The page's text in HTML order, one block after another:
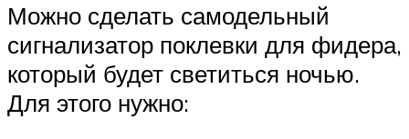
Можно сделать самодельный
сигнализатор поклевки для фидера,
который будет светиться ночью.
Для этого нужно: